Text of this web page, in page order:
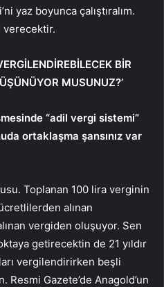
yaz boyunca çalıştıralım.
verecektir.
BİR
MUSUNUZ?’
“adil vergi sistemi”
ortaklaşma şansınız var
Toplanan 100 lira verginin
alınan
vergiden oluşuyor. Sen
getirecektin de 21 yıldır
vergilendirirken beşli
Gazete’de Anagold’un